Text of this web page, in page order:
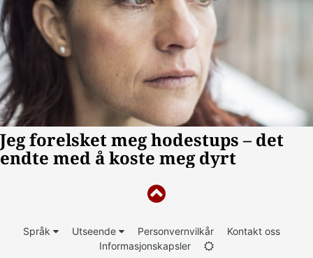
Språk Utseende Personvernvilkår
Kontakt oss
Informasjonskapsler